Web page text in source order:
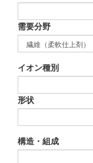
需要分野
イオン種別
形状
構造・組成